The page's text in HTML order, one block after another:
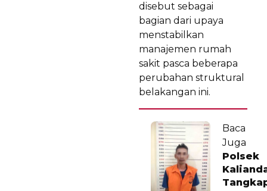
disebut sebagai
bagian dari upaya
menstabilkan
manajemen rumah
sakit pasca beberapa
perubahan struktural
belakangan ini.
Baca
Juga
Polsek